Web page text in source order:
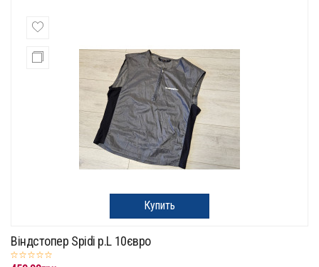
Купить
Віндстопер Spidi p.L 10євро